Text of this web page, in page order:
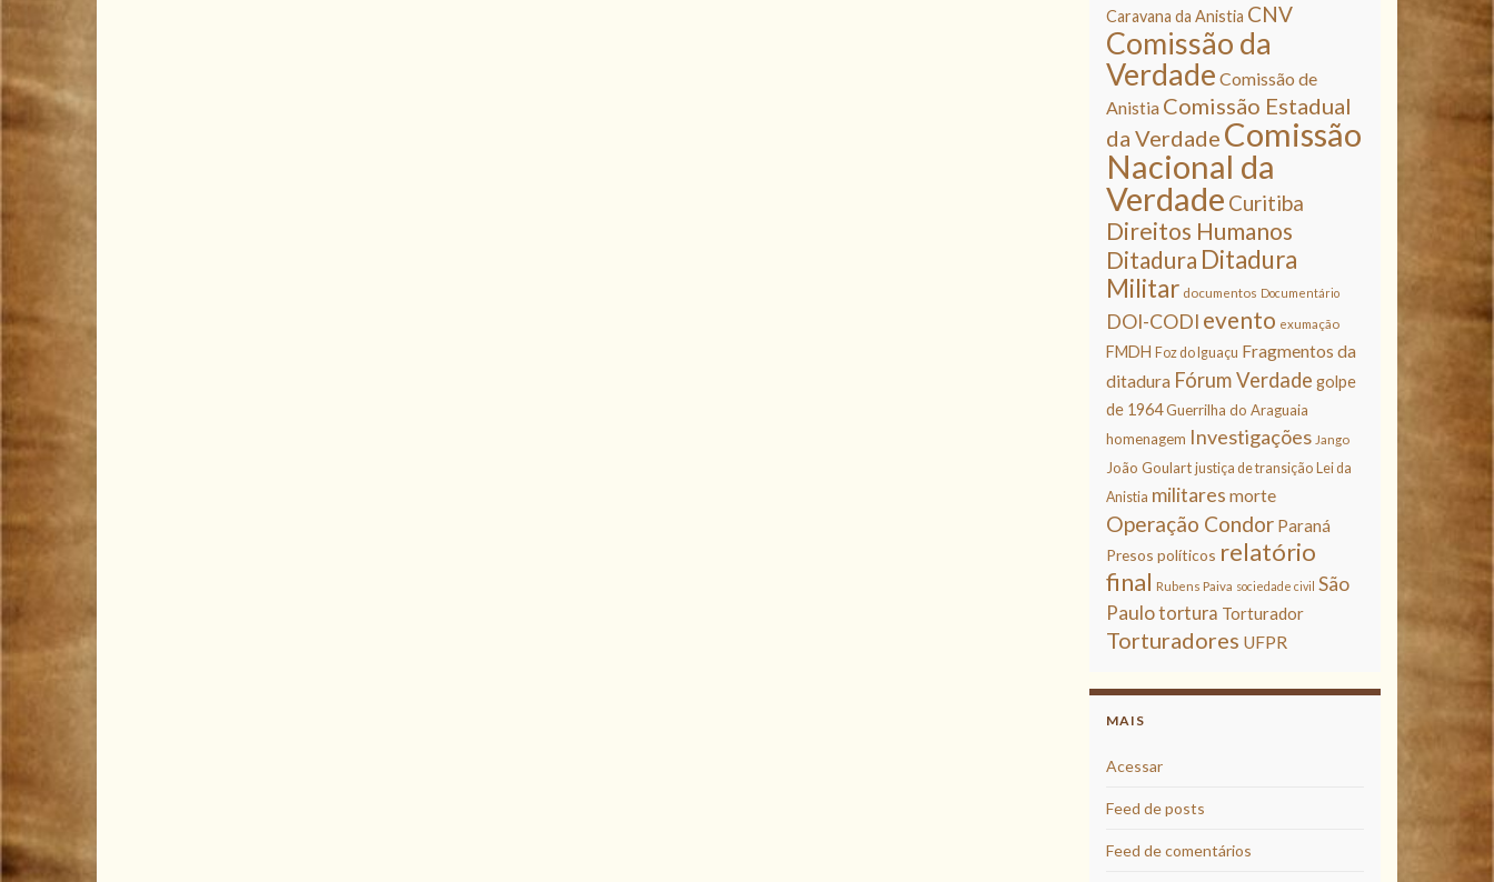
Caravana da Anistia CNV
Comissão da
Verdade Comissão de
Anistia Comissão Estadual
da Verdade Comissão
Nacional da
Verdade Curitiba
Direitos Humanos
Ditadura Ditadura
Militar documentos Documentário
DOI-CODI evento exumação
FMDH Foz do Iguaçu Fragmentos da
ditadura Fórum Verdade golpe
de 1964 Guerrilha do Araguaia
homenagem Investigações Jango
João Goulart justiça de transição Lei da
Anistia militares morte
Operação Condor Paraná
Presos políticos relatório
final Rubens Paiva sociedade civil São
Paulotortura Torturador
Torturadores UFPR
MAIS
Acessar
Feed de posts
Feed de comentários